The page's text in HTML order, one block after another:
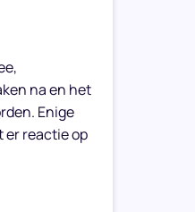
na en het
Enige
er reactie op